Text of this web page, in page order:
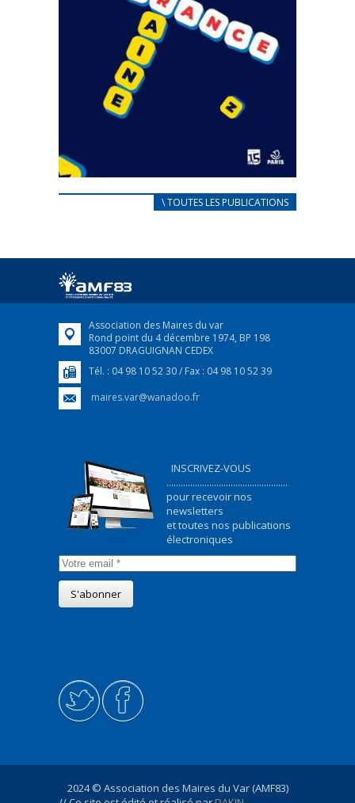
CARNET D’ACCUEIL
Afin d’accompagner au mieux les réfugiés
FEUILLETER
\ TOUTES LES PUBLICATIONS
Association des Maires du var
Rond point du 4 décembre 1974, BP 198
83007 DRAGUIGNAN CEDEX
Tél. : 04 98 10 52 30 / Fax : 04 98 10 52 39
maires.var@wanadoo.fr
INSCRIVEZ-VOUS
...................................................
pour recevoir nos
newsletters
et toutes nos publications
électroniques
2024 © Association des Maires du Var (AMF83)